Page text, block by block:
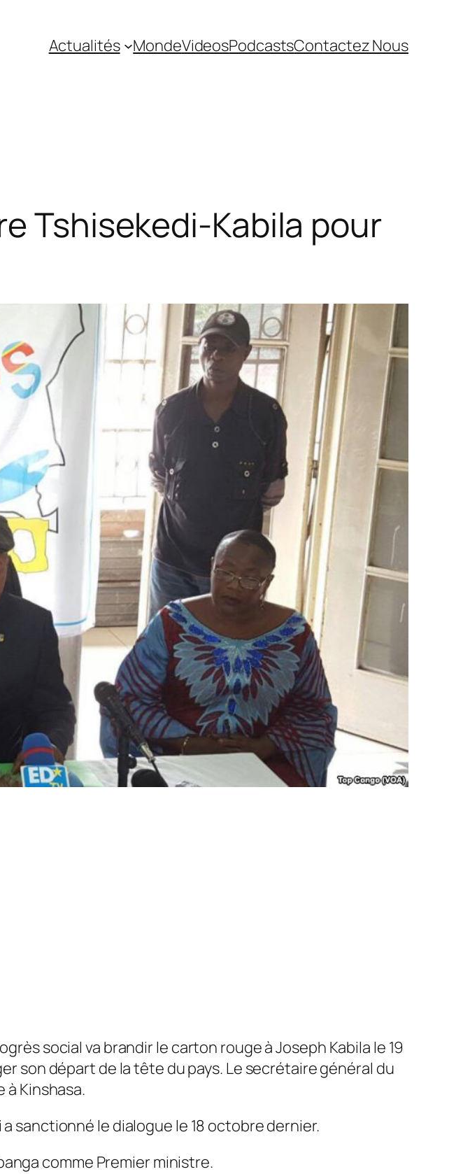
Actualités MondeVideosPodcastsContactez Nous
Tshisekedi-Kabila pour
social va brandir le carton rouge à Joseph Kabila le 19
son départ de la tête du pays. Le secrétaire général du
à Kinshasa.
sanctionné le dialogue le 18 octobre dernier.
comme Premier ministre.